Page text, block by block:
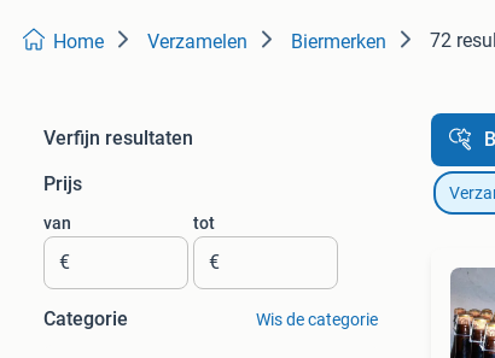
Home Verzamelen Biermerken 72
Verfijn resultaten
Prijs
van
€
tot
€
Categorie Wis de categorie